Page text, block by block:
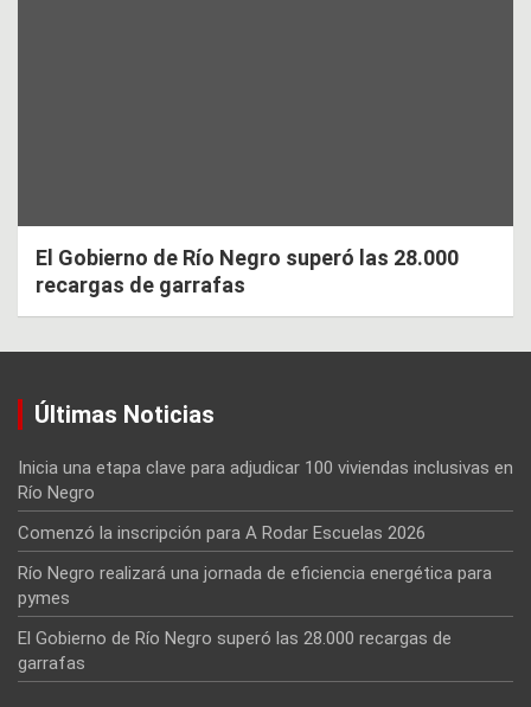
El Gobierno de Río Negro superó las 28.000
recargas de garrafas
Últimas Noticias
Inicia una etapa clave para adjudicar 100 viviendas inclusivas en
Río Negro
Comenzó la inscripción para A Rodar Escuelas 2026
Río Negro realizará una jornada de eficiencia energética para
pymes
El Gobierno de Río Negro superó las 28.000 recargas de
garrafas